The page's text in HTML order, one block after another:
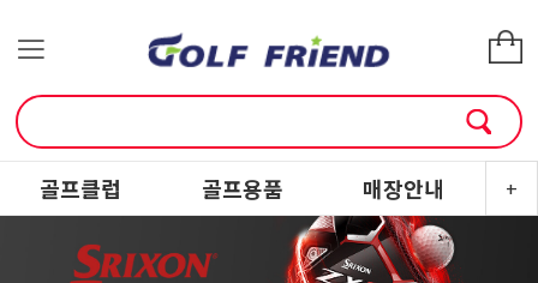
+
골프클럽 골프용품 매장안내 소